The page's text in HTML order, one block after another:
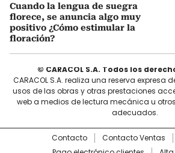
Cuando la lengua de suegra
florece, se anuncia algo muy
positivo ¿Cómo estimular la
floración?
© CARACOL S.A. Todos los
CARACOL S.A. realiza una reserva expresa
usos de las obras y otras prestaciones
web a medios de lectura mecánica u
adecuados.
Contacto Contacto Ventas